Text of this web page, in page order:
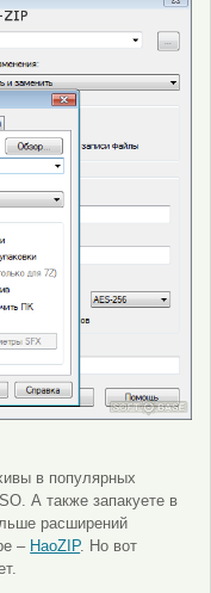
в популярных
А также запакуете в
расширений
– HaoZIP. Но вот